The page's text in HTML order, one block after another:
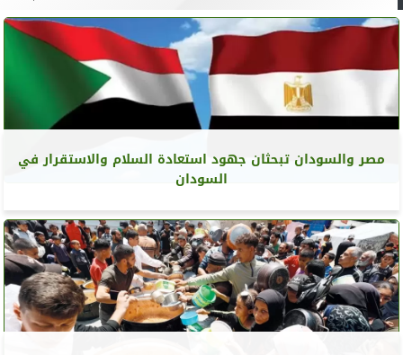
مصر والسودان تبحثان جهود استعادة السلام والاستقرار في
السودان